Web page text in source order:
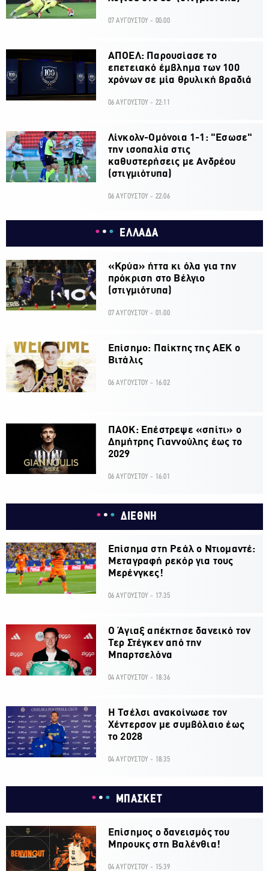
07 ΑΥΓΟΥΣΤΟΥ - 00:00
ΑΠΟΕΛ: Παρουσίασε το
επετειακό έμβλημα των 100
χρόνων σε μία θρυλική βραδιά
06 ΑΥΓΟΥΣΤΟΥ - 22:11
Λίνκολν-Ομόνοια 1-1: "Εσωσε"
την ισοπαλία στις
καθυστερήσεις με Ανδρέου
(στιγμιότυπα)
06 ΑΥΓΟΥΣΤΟΥ - 22:06
ΕΛΛΑΔΑ
«Κρύα» ήττα κι όλα για την
πρόκριση στο Βέλγιο
(στιγμιότυπα)
07 ΑΥΓΟΥΣΤΟΥ - 01:00
Επίσημο: Παίκτης της ΑΕΚ ο
Βιτάλις
06 ΑΥΓΟΥΣΤΟΥ - 16:02
ΠΑΟΚ: Επέστρεψε «σπίτι» ο
Δημήτρης Γιαννούλης έως το
2029
06 ΑΥΓΟΥΣΤΟΥ - 16:01
ΔΙΕΘΝΗ
Επίσημα στη Ρεάλ ο Ντιομαντέ:
Μεταγραφή ρεκόρ για τους
Μερένγκες!
06 ΑΥΓΟΥΣΤΟΥ - 17:35
Ο Άγιαξ απέκτησε δανεικό τον
Τερ Στέγκεν από την
Μπαρτσελόνα
04 ΑΥΓΟΥΣΤΟΥ - 18:36
H Τσέλσι ανακοίνωσε τον
Χέντερσον με συμβόλαιο έως
το 2028
04 ΑΥΓΟΥΣΤΟΥ - 18:35
ΜΠΑΣΚΕΤ
Επίσημος ο δανεισμός του
Μπρουκς στη Βαλένθια!
04 ΑΥΓΟΥΣΤΟΥ - 15:39